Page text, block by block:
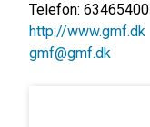
Telefon: 63465400
http://www.gmf.dk
gmf@gmf.dk